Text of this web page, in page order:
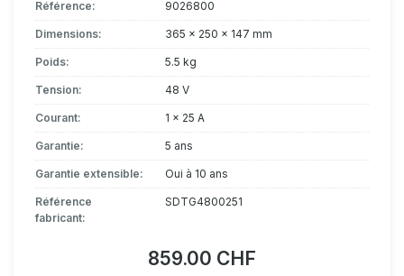
Référence: 9026800
Dimensions: 365 x 250 x 147 mm
Poids: 5.5 kg
Tension: 48 V
Courant: 1 x 25 A
Garantie: 5 ans
Garantie extensible: Oui à 10 ans
Référence
fabricant:
SDTG4800251
859.00 CHF